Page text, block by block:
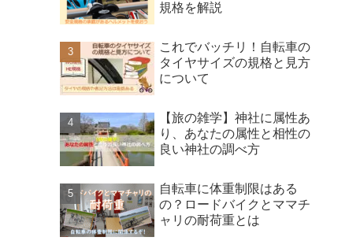
規格を解説
これでバッチリ！自転車の
タイヤサイズの規格と見方
について
【旅の雑学】神社に属性あ
り、あなたの属性と相性の
良い神社の調べ方
自転車に体重制限はある
の？ロードバイクとママチ
ャリの耐荷重とは